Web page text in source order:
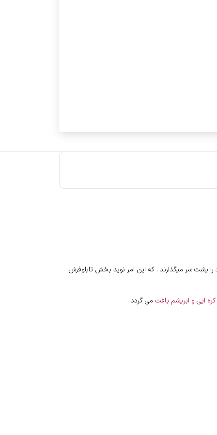
را پشت سر میگذارند . که این امر نوید بخش تابلوفرش
ایی و ابریشم بافت می گردد .